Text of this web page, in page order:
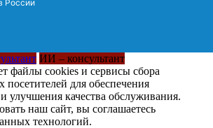
России
ИИ – консультант
файлы cookies и сервисы сбора
посетителей для обеспечения
улучшения качества обслуживания.
наш сайт, вы соглашаетесь
технологий.